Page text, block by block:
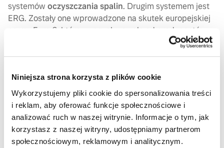
Niniejsza strona korzysta z plików cookie
Wykorzystujemy pliki cookie do spersonalizowania treści
i reklam, aby oferować funkcje społecznościowe i
analizować ruch w naszej witrynie. Informacje o tym, jak
korzystasz z naszej witryny, udostępniamy partnerom
społecznościowym, reklamowym i analitycznym.
systemów oczyszczania spalin. Drugim systemem jest
ERG. Zostały one wprowadzone na skutek europejskiej
normy Euro 6, która wyegzekwowała od producentów
układu wydechowego w katalizatorze SCR. Zadaniem
azotu na amoniak i dwutlenek węgla. Podzielone
substancje są następnie wydalane przez układ
wydechowy. W ten sposób rozłożone spaliny są mniej
szkodliwe dla środowiska.